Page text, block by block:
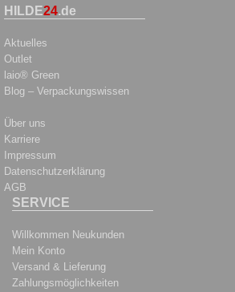
HILDE24.de
Aktuelles
Outlet
laio® Green
Blog – Verpackungswissen
Über uns
Karriere
Impressum
Datenschutzerklärung
AGB
SERVICE
Willkommen Neukunden
Mein Konto
Versand & Lieferung
Zahlungsmöglichkeiten